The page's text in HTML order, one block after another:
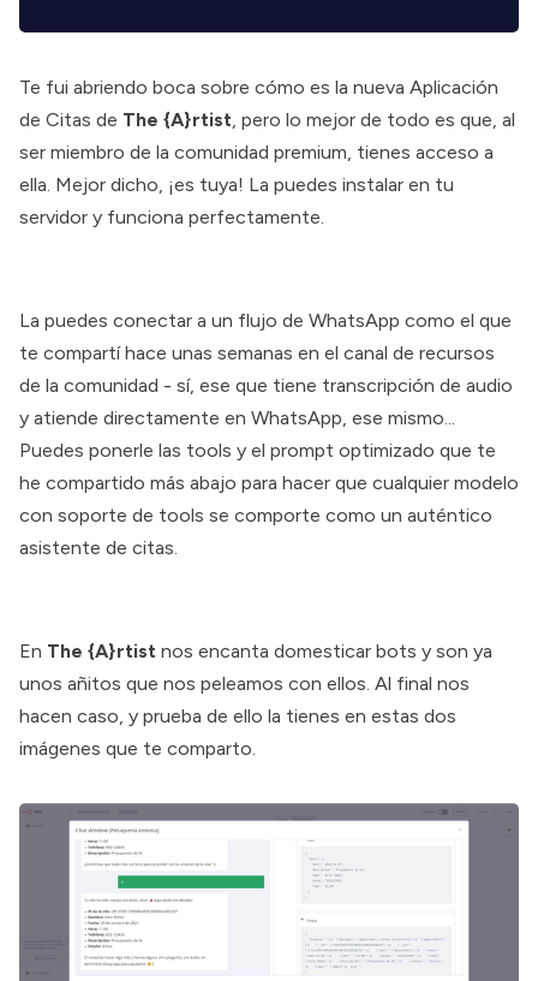
Te fui abriendo boca sobre cómo es la nueva Aplicación
de Citas de The {A}rtist , pero lo mejor de todo es que, al
ser miembro de la comunidad premium, tienes acceso a
ella. Mejor dicho, ¡es tuya! La puedes instalar en tu
servidor y funciona perfectamente.
La puedes conectar a un flujo de WhatsApp como el que
te compartí hace unas semanas en el canal de recursos
de la comunidad - sí, ese que tiene transcripción de audio
y atiende directamente en WhatsApp, ese mismo...
Puedes ponerle las tools y el prompt optimizado que te
he compartido más abajo para hacer que cualquier modelo
con soporte de tools se comporte como un auténtico
asistente de citas.
En The {A}rtist nos encanta domesticar bots y son ya
unos añitos que nos peleamos con ellos. Al final nos
hacen caso, y prueba de ello la tienes en estas dos
imágenes que te comparto.